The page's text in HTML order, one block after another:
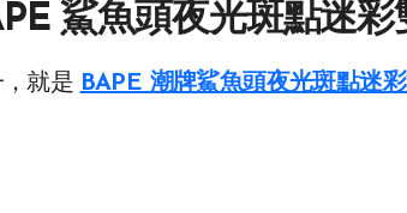
鯊魚頭夜光斑點迷彩
就是 BAPE 潮牌鯊魚頭夜光斑點迷